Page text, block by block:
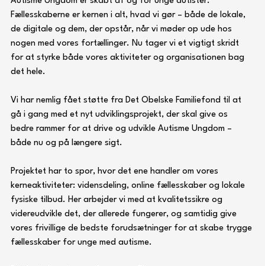
Fællesskaberne er kernen i alt, hvad vi gør – både de lokale,
de digitale og dem, der opstår, når vi møder op ude hos
nogen med vores fortællinger. Nu tager vi et vigtigt skridt
for at styrke både vores aktiviteter og organisationen bag
det hele.
Vi har nemlig fået støtte fra Det Obelske Familiefond til at
gå i gang med et nyt udviklingsprojekt, der skal give os
bedre rammer for at drive og udvikle Autisme Ungdom –
både nu og på længere sigt.
Projektet har to spor, hvor det ene handler om vores
kerneaktiviteter: vidensdeling, online fællesskaber og lokale
fysiske tilbud. Her arbejder vi med at kvalitetssikre og
videreudvikle det, der allerede fungerer, og samtidig give
vores frivillige de bedste forudsætninger for at skabe trygge
fællesskaber for unge med autisme.